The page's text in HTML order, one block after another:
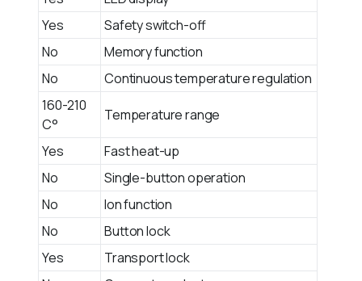
Safety switch-off
Yes
Memory function
No
Continuous temperature regulation
No
Temperature range
160-210
°C
Fast heat-up
Yes
Single-button operation
No
Ion function
No
Button lock
No
Transport lock
Yes